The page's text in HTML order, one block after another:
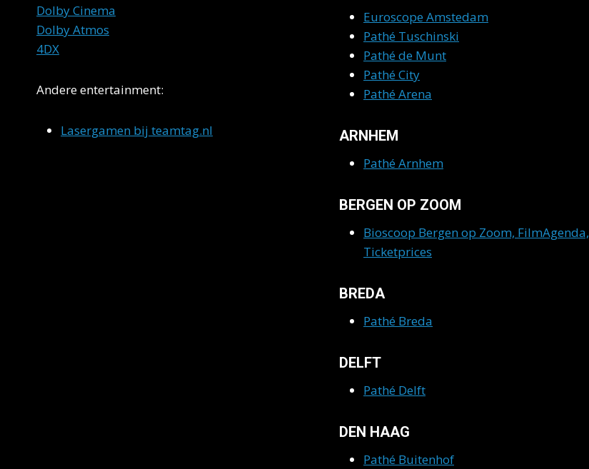
Dolby Cinema
Dolby Atmos
4DX
Andere entertainment:
Lasergamen bij teamtag.nl
Euroscope Amstedam
Pathé Tuschinski
Pathé de Munt
Pathé City
Pathé Arena
ARNHEM
Pathé Arnhem
BERGEN OP ZOOM
Bioscoop Bergen op Zoom, FilmAgenda,
Ticketprices
BREDA
Pathé Breda
DELFT
Pathé Delft
DEN HAAG
Pathé Buitenhof